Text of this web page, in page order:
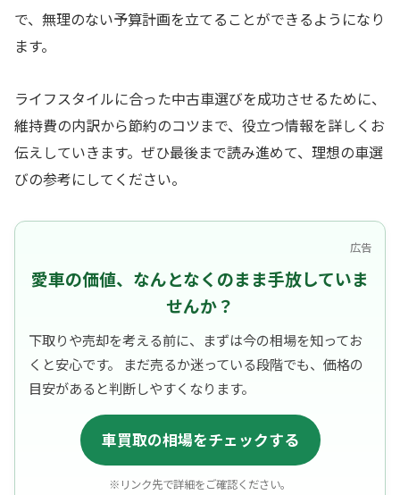
で、無理のない予算計画を立てることができるようになり
ます。
ライフスタイルに合った中古車選びを成功させるために、
維持費の内訳から節約のコツまで、役立つ情報を詳しくお
伝えしていきます。ぜひ最後まで読み進めて、理想の車選
びの参考にしてください。
広告
愛車の価値、なんとなくのまま手放していま
せんか？
下取りや売却を考える前に、まずは今の相場を知ってお
くと安心です。 まだ売るか迷っている段階でも、価格の
目安があると判断しやすくなります。
車買取の相場をチェックする
※リンク先で詳細をご確認ください。